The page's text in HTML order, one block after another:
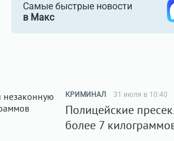
Самые быстрые новости
в Макс
КРИМИНАЛ 31 июля в 10:40
Полицейские
более 7